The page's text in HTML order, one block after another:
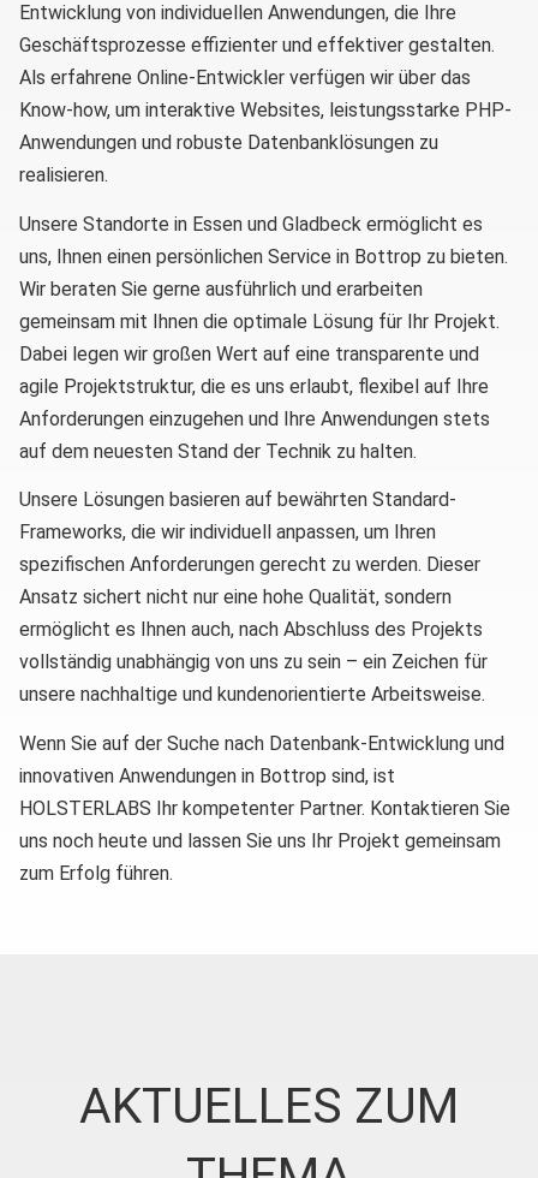
Entwicklung von individuellen Anwendungen, die Ihre
Geschäftsprozesse effizienter und effektiver gestalten.
Als erfahrene Online-Entwickler verfügen wir über das
Know-how, um interaktive Websites, leistungsstarke PHP-
Anwendungen und robuste Datenbanklösungen zu
realisieren.
Unsere Standorte in Essen und Gladbeck ermöglicht es
uns, Ihnen einen persönlichen Service in Bottrop zu bieten.
Wir beraten Sie gerne ausführlich und erarbeiten
gemeinsam mit Ihnen die optimale Lösung für Ihr Projekt.
Dabei legen wir großen Wert auf eine transparente und
agile Projektstruktur, die es uns erlaubt, flexibel auf Ihre
Anforderungen einzugehen und Ihre Anwendungen stets
auf dem neuesten Stand der Technik zu halten.
Unsere Lösungen basieren auf bewährten Standard-
Frameworks, die wir individuell anpassen, um Ihren
spezifischen Anforderungen gerecht zu werden. Dieser
Ansatz sichert nicht nur eine hohe Qualität, sondern
ermöglicht es Ihnen auch, nach Abschluss des Projekts
vollständig unabhängig von uns zu sein – ein Zeichen für
unsere nachhaltige und kundenorientierte Arbeitsweise.
Wenn Sie auf der Suche nach Datenbank-Entwicklung und
innovativen Anwendungen in Bottrop sind, ist
HOLSTERLABS Ihr kompetenter Partner. Kontaktieren Sie
uns noch heute und lassen Sie uns Ihr Projekt gemeinsam
zum Erfolg führen.
AKTUELLES ZUM